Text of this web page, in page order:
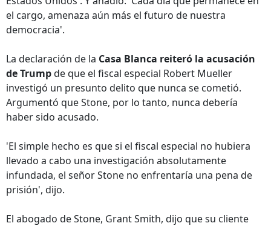
el cargo, amenaza aún más el futuro de nuestra
democracia'.
La declaración de la Casa Blanca reiteró la acusación
de Trumpde que el fiscal especial Robert Mueller
investigó un presunto delito que nunca se cometió.
Argumentó que Stone, por lo tanto, nunca debería
haber sido acusado.
'El simple hecho es que si el fiscal especial no hubiera
llevado a cabo una investigación absolutamente
infundada, el señor Stone no enfrentaría una pena de
prisión', dijo.
El abogado de Stone, Grant Smith, dijo que su cliente